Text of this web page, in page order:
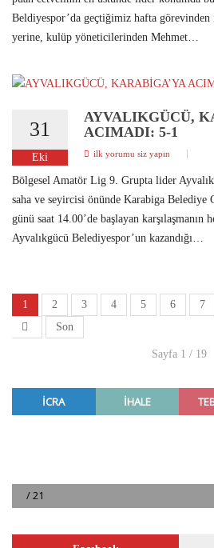
Beldiyespor’da geçtiğimiz hafta görevinden
yerine, kulüp yöneticilerinden Mehmet…
31
Eki
AYVALIKGÜCÜ,
ACIMADI: 5-1
ilk yorumu siz yapın
Bölgesel Amatör Lig 9. Grupta lider
saha ve seyircisi önünde Karabiga Belediye
günü saat 14.00’de başlayan karşılaşmanın
Ayvalıkgücü Belediyespor’un kazandığı…
1 2 3 4 5 6 7
Son
Sayfa 1 / 19